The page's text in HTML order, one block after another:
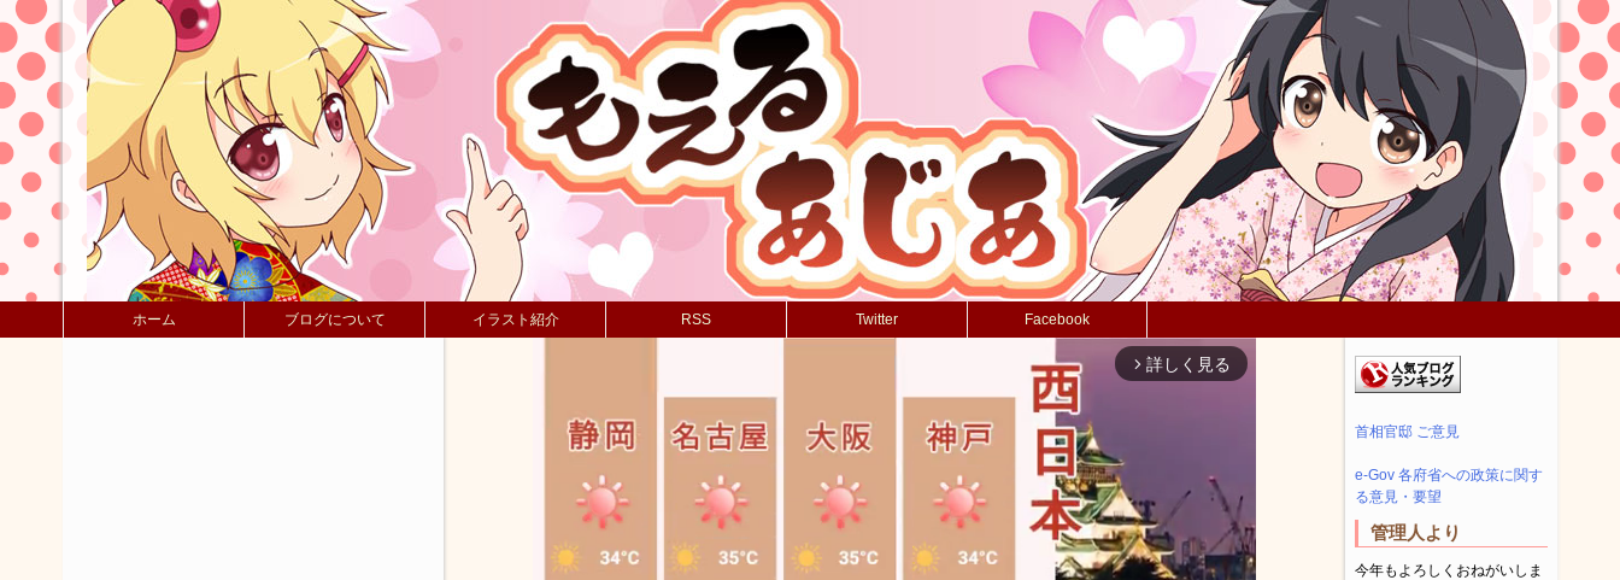
ホーム ブログについて イラスト紹介 RSS Twitter Facebook
arrow_forward_ios 詳しく見る
首相官邸 ご意見
e-Gov 各府省への政策に関す
る意見・要望
管理人より
今年もよろしくおねがいしま